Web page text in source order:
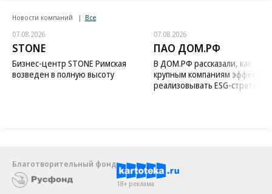
Новости компаний Все
07.08.2026
STONE
Бизнес-центр STONE Римская
возведен в полную высоту
07.08.2026
ПАО ДОМ.РФ
В ДОМ.РФ рассказали, как
крупным компаниям
реализовывать ESG-стратегию
Благотворительный фонд
18+ реклама